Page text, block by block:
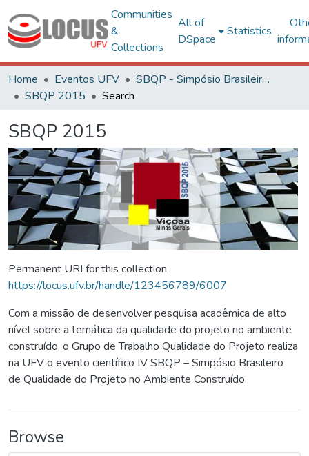
Communities
&
Collections
All of
DSpace
Statistics
Home Eventos UFV
SBQP - Simpósio Brasileiro de Qualidade do Projeto no Ambiente Construído
SBQP 2015
Search
SBQP 2015
Permanent URI for this collection
https://locus.ufv.br/handle/123456789/6007
Com a missão de desenvolver pesquisa acadêmica de alto
nível sobre a temática da qualidade do projeto no ambiente
construído, o Grupo de Trabalho Qualidade do Projeto realiza
na UFV o evento científico IV SBQP – Simpósio Brasileiro
de Qualidade do Projeto no Ambiente Construído.
Browse